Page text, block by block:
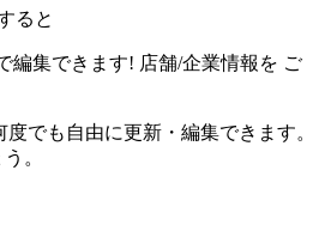
ると
編集できます! 店舗/企業情報を ご
でも自由に更新・編集できます。
。